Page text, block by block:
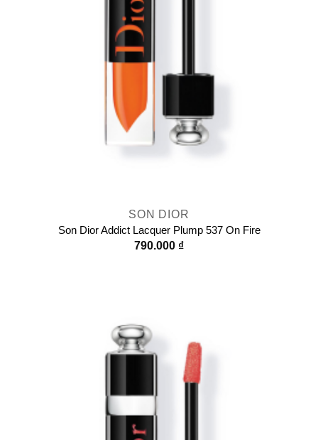
SON DIOR
Son Dior Addict Lacquer Plump 537 On Fire
790.000 ₫